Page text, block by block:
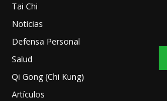
Tai Chi
Noticias
Defensa Personal
Salud
Qi Gong (Chi Kung)
Artículos